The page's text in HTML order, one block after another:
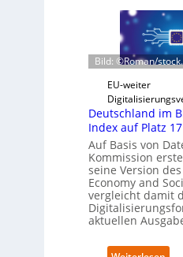
n
G
i
g
a
a
c
t
r
y
-
A
u
s
a
r
i
n
t
e
i
e
r
t
h
a
r
z
i
g
i
t
s
e
r
ö
f
f
e
Bild: ©Roman/
EU-weiter
Deutschland im
Index auf Platz 17
Auf Basis von
Kommission
seine Version des
Economy and
vergleicht damit
aktuellen